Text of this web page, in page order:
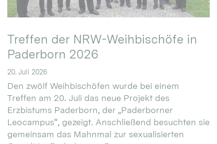
Treffen der NRW-Weihbischöfe in
Paderborn 2026
20. Juli 2026
Den zwölf Weihbischöfen wurde bei einem
Treffen am 20. Juli das neue Projekt des
Erzbistums Paderborn, der „Paderborner
Leocampus“, gezeigt. Anschließend besuchten sie
gemeinsam das Mahnmal zur sexualisierten